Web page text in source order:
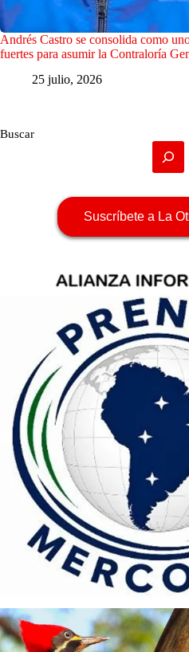
Andrés Castro se consolida como
fuertes para asumir la Contraloría
25 julio, 2026
Buscar
Suscríbete a La